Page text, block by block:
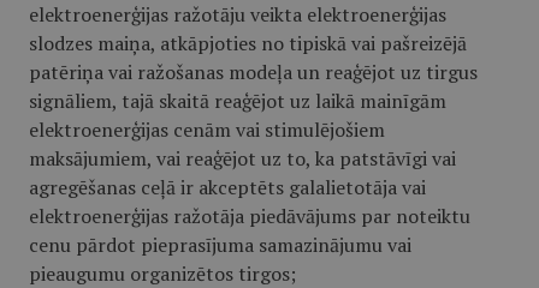
elektroenerģijas ražotāju veikta elektroenerģijas
slodzes maiņa, atkāpjoties no tipiskā vai pašreizējā
patēriņa vai ražošanas modeļa un reaģējot uz tirgus
signāliem, tajā skaitā reaģējot uz laikā mainīgām
elektroenerģijas cenām vai stimulējošiem
maksājumiem, vai reaģējot uz to, ka patstāvīgi vai
agregēšanas ceļā ir akceptēts galalietotāja vai
elektroenerģijas ražotāja piedāvājums par noteiktu
cenu pārdot pieprasījuma samazinājumu vai
pieaugumu organizētos tirgos;